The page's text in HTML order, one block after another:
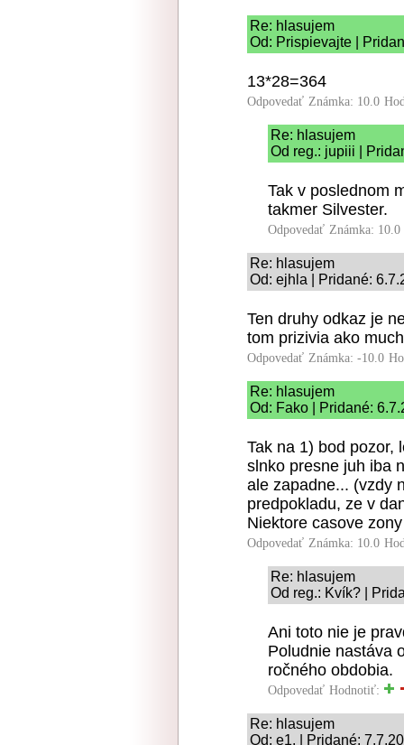
Re: hlasujem
Od: Prispievajte |
13*28=364
Odpovedať Známka: 10.0
Re: hlasujem
Od reg.: jupiii |
Tak v poslednom
takmer Silvester.
Odpovedať Známka: 10.0
Re: hlasujem
Od: ejhla | Pridané:
Ten druhy odkaz je
tom prizivia ako
Odpovedať Známka: -10.0
Re: hlasujem
Od: Fako | Pridané:
Tak na 1) bod pozor,
slnko presne juh iba
ale zapadne... (vzdy
predpokladu, ze v
Niektore casove
Odpovedať Známka: 10.0
Re: hlasujem
Od reg.: Kvík? |
Ani toto nie je
Poludnie nastáva
ročného obdobia.
Odpovedať Hodnotiť:
Re: hlasujem
Od: e1. | Pridané: